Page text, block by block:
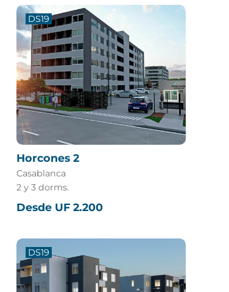
DS19
Horcones 2
Casablanca
2 y 3 dorms.
Desde UF 2.200
DS19